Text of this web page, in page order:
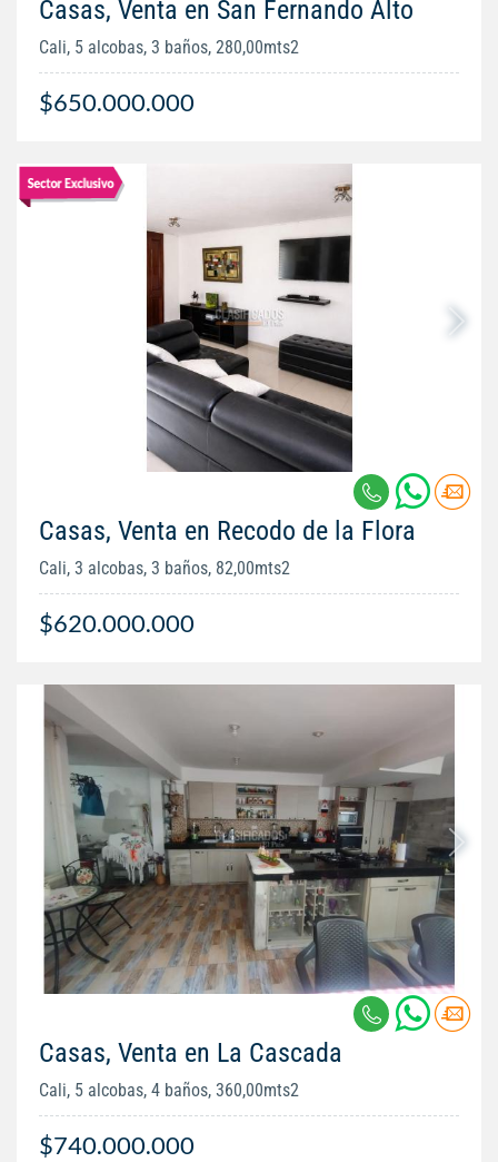
Casas, Venta en San Fernando Alto
Cali, 5 alcobas, 3 baños, 280,00mts2
$650.000.000
Casas, Venta en Recodo de la Flora
Cali, 3 alcobas, 3 baños, 82,00mts2
$620.000.000
Casas, Venta en La Cascada
Cali, 5 alcobas, 4 baños, 360,00mts2
$740.000.000